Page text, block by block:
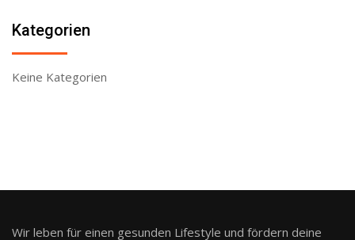
Kategorien
Keine Kategorien
Wir leben für einen gesunden Lifestyle und fördern deine